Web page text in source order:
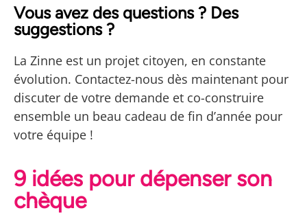
Vous avez des questions ? Des
suggestions ?
La Zinne est un projet citoyen, en constante
évolution. Contactez-nous dès maintenant pour
discuter de votre demande et co-construire
ensemble un beau cadeau de fin d’année pour
votre équipe !
9 idées pour dépenser son
chèque